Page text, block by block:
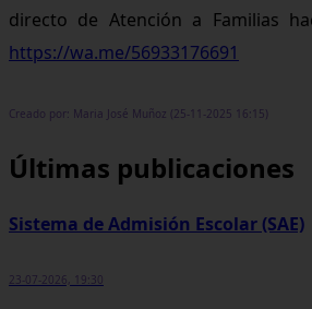
directo de Atención a Familias
https://wa.me/56933176691
Creado por: Maria José Muñoz (25-11-2025 16:15)
Últimas publicaciones
Sistema de Admisión Escolar (SAE)
23-07-2026, 19:30